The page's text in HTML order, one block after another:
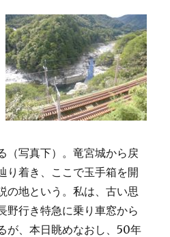
（写真下）。竜宮城から戻
り着き、ここで玉手箱を開
の地という。私は、古い思
野行き特急に乗り車窓から
が、本日眺めなおし、50年